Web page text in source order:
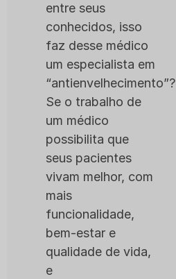
entre seus
conhecidos, isso
faz desse médico
um especialista em
“antienvelhecimento”?
Se o trabalho de
um médico
possibilita que
seus pacientes
vivam melhor, com
mais
funcionalidade,
bem-estar e
qualidade de vida,
e